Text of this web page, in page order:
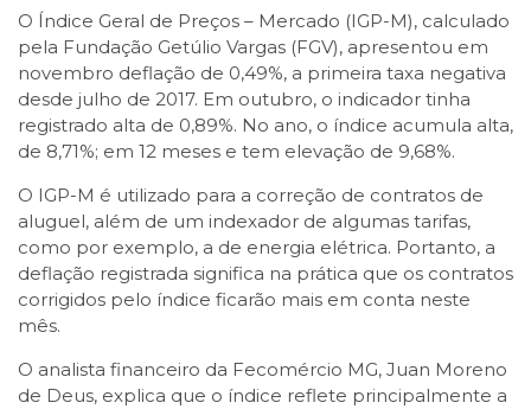
O Índice Geral de Preços – Mercado (IGP-M), calculado
pela Fundação Getúlio Vargas (FGV), apresentou em
novembro deflação de 0,49%, a primeira taxa negativa
desde julho de 2017. Em outubro, o indicador tinha
registrado alta de 0,89%. No ano, o índice acumula alta,
de 8,71%; em 12 meses e tem elevação de 9,68%.
O IGP-M é utilizado para a correção de contratos de
aluguel, além de um indexador de algumas tarifas,
como por exemplo, a de energia elétrica. Portanto, a
deflação registrada significa na prática que os contratos
corrigidos pelo índice ficarão mais em conta neste
mês.
O analista financeiro da Fecomércio MG, Juan Moreno
de Deus, explica que o índice reflete principalmente a